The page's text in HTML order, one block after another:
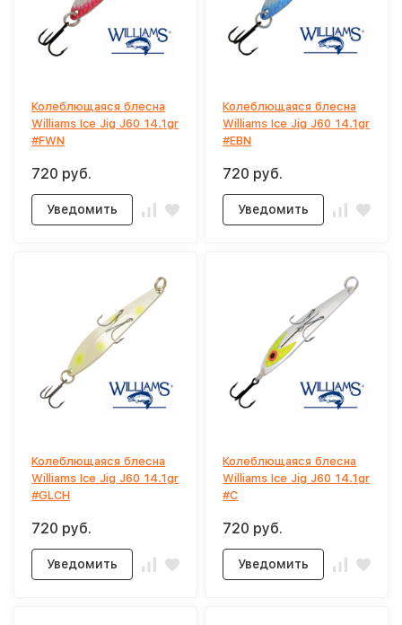
Колеблющаяся блесна
Williams Ice Jig J60 14.1gr
#FWN
720 руб.
Уведомить
Колеблющаяся блесна
Williams Ice Jig J60 14.1gr
#EBN
720 руб.
Уведомить
Колеблющаяся блесна
Williams Ice Jig J60 14.1gr
#GLCH
720 руб.
Уведомить
Колеблющаяся блесна
Williams Ice Jig J60 14.1gr
#C
720 руб.
Уведомить